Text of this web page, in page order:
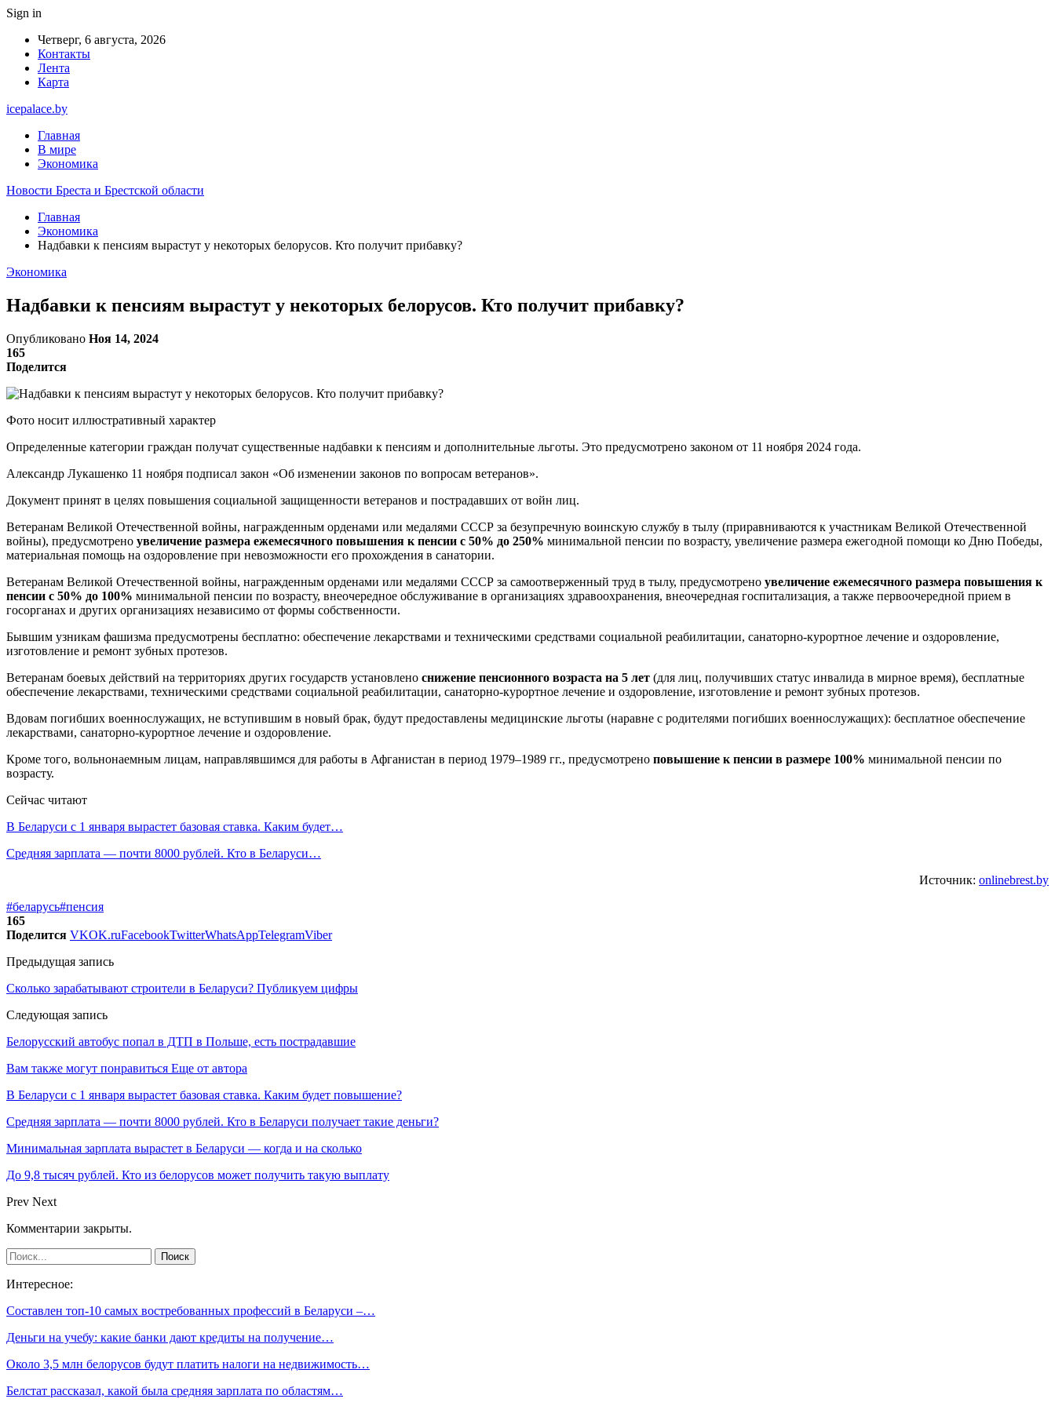
Sign in
Четверг, 6 августа, 2026
Контакты
Лента
Карта
icepalace.by
Главная
В мире
Экономика
Новости Бреста и Брестской области
Главная
Экономика
Надбавки к пенсиям вырастут у некоторых белорусов. Кто получит прибавку?
Экономика
Надбавки к пенсиям вырастут у некоторых белорусов. Кто получит прибавку?
Опубликовано Ноя 14, 2024
165
Поделится
Фото носит иллюстративный характер
Определенные категории граждан получат существенные надбавки к пенсиям и дополнительные льготы. Это предусмотрено законом от 11 ноября 2024 года.
Александр Лукашенко 11 ноября подписал закон «Об изменении законов по вопросам ветеранов».
Документ принят в целях повышения социальной защищенности ветеранов и пострадавших от войн лиц.
Ветеранам Великой Отечественной войны, награжденным орденами или медалями СССР за безупречную воинскую службу в тылу (приравниваются к участникам Великой Отечественной
войны), предусмотрено увеличение размера ежемесячного повышения к пенсии с 50% до 250% минимальной пенсии по возрасту, увеличение размера ежегодной помощи ко Дню Победы,
материальная помощь на оздоровление при невозможности его прохождения в санатории.
Ветеранам Великой Отечественной войны, награжденным орденами или медалями СССР за самоотверженный труд в тылу, предусмотрено увеличение ежемесячного размера повышения к
пенсии с 50% до 100% минимальной пенсии по возрасту, внеочередное обслуживание в организациях здравоохранения, внеочередная госпитализация, а также первоочередной прием в
госорганах и других организациях независимо от формы собственности.
Бывшим узникам фашизма предусмотрены бесплатно: обеспечение лекарствами и техническими средствами социальной реабилитации, санаторно-курортное лечение и оздоровление,
изготовление и ремонт зубных протезов.
Ветеранам боевых действий на территориях других государств установлено снижение пенсионного возраста на 5 лет (для лиц, получивших статус инвалида в мирное время), бесплатные
обеспечение лекарствами, техническими средствами социальной реабилитации, санаторно-курортное лечение и оздоровление, изготовление и ремонт зубных протезов.
Вдовам погибших военнослужащих, не вступившим в новый брак, будут предоставлены медицинские льготы (наравне с родителями погибших военнослужащих): бесплатное обеспечение
лекарствами, санаторно-курортное лечение и оздоровление.
Кроме того, вольнонаемным лицам, направлявшимся для работы в Афганистан в период 1979–1989 гг., предусмотрено повышение к пенсии в размере 100% минимальной пенсии по
возрасту.
Сейчас читают
В Беларуси с 1 января вырастет базовая ставка. Каким будет…
Средняя зарплата — почти 8000 рублей. Кто в Беларуси…
Источник: onlinebrest.by
#беларусь#пенсия
165
Поделится VKOK.ruFacebookTwitterWhatsAppTelegramViber
Предыдущая запись
Сколько зарабатывают строители в Беларуси? Публикуем цифры
Следующая запись
Белорусский автобус попал в ДТП в Польше, есть пострадавшие
Вам также могут понравиться Еще от автора
В Беларуси с 1 января вырастет базовая ставка. Каким будет повышение?
Средняя зарплата — почти 8000 рублей. Кто в Беларуси получает такие деньги?
Минимальная зарплата вырастет в Беларуси — когда и на сколько
До 9,8 тысяч рублей. Кто из белорусов может получить такую выплату
Prev Next
Комментарии закрыты.
Интересное:
Составлен топ-10 самых востребованных профессий в Беларуси –…
Деньги на учебу: какие банки дают кредиты на получение…
Около 3,5 млн белорусов будут платить налоги на недвижимость…
Белстат рассказал, какой была средняя зарплата по областям…